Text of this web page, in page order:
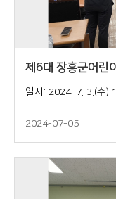
제6대 장흥군어린
일시: 2024. 7. 3.(수)
2024-07-05